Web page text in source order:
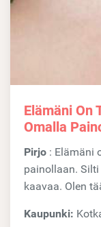
Elämäni On
Omalla
Pirjo : Elämäni
painollaan.
kaavaa. Olen
Kaupunki: